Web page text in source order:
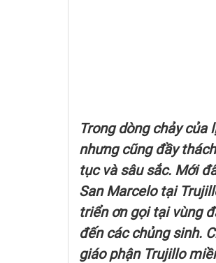
Trong dòng chảy
nhưng cũng đầy
tục và sâu sắc. Mới
San Marcelo tại
triển ơn gọi tại vùng
đến các chủng sinh.
giáo phận Trujillo